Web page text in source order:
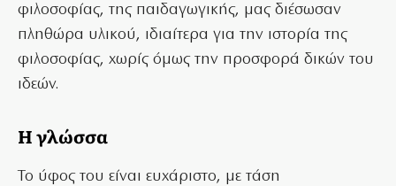
φιλοσοφίας, της παιδαγωγικής, μας διέσωσαν
πληθώρα υλικού, ιδιαίτερα για την ιστορία της
φιλοσοφίας, χωρίς όμως την προσφορά δικών του
ιδεών.
H γλώσσα
Το ύφος του είναι ευχάριστο, με τάση